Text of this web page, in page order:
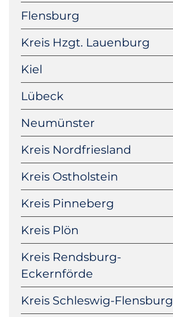
Flensburg
Kreis Hzgt. Lauenburg
Kiel
Lübeck
Neumünster
Kreis Nordfriesland
Kreis Ostholstein
Kreis Pinneberg
Kreis Plön
Kreis Rendsburg-
Eckernförde
Kreis Schleswig-Flensburg